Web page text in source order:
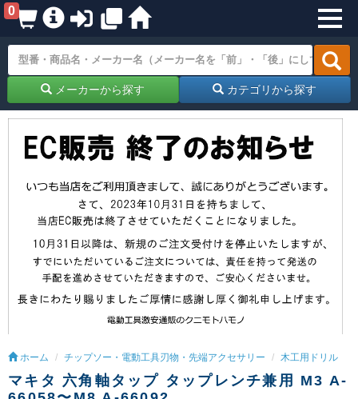
0
メーカーから探す カテゴリから探す
ホーム チップソー・電動工具刃物・先端アクセサリー 木工用ドリル
マキタ 六角軸タップ タップレンチ兼用 M3 A-